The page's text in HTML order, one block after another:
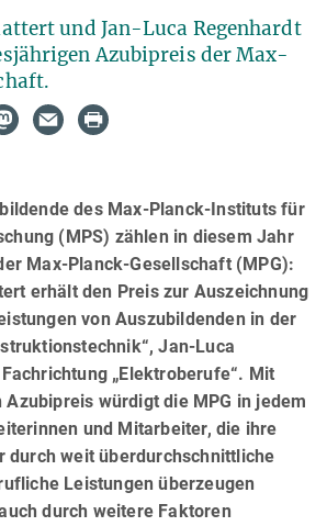
und Jan-Luca Regenhardt
Azubipreis der Max-
des Max-Planck-Instituts für
(MPS) zählen in diesem Jahr
Max-Planck-Gesellschaft (MPG):
erhält den Preis zur Auszeichnung
von Auszubildenden in der
Jan-Luca
„Elektroberufe“. Mit
Azubipreis würdigt die MPG in jedem
und Mitarbeiter, die ihre
durch weit überdurchschnittliche
Leistungen überzeugen
durch weitere Faktoren